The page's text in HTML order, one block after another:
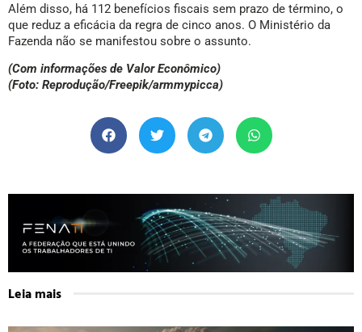
Além disso, há 112 benefícios fiscais sem prazo de término, o
que reduz a eficácia da regra de cinco anos. O Ministério da
Fazenda não se manifestou sobre o assunto.
(Com informações de Valor Econômico)
(Foto: Reprodução/Freepik/armmypicca)
Leia mais